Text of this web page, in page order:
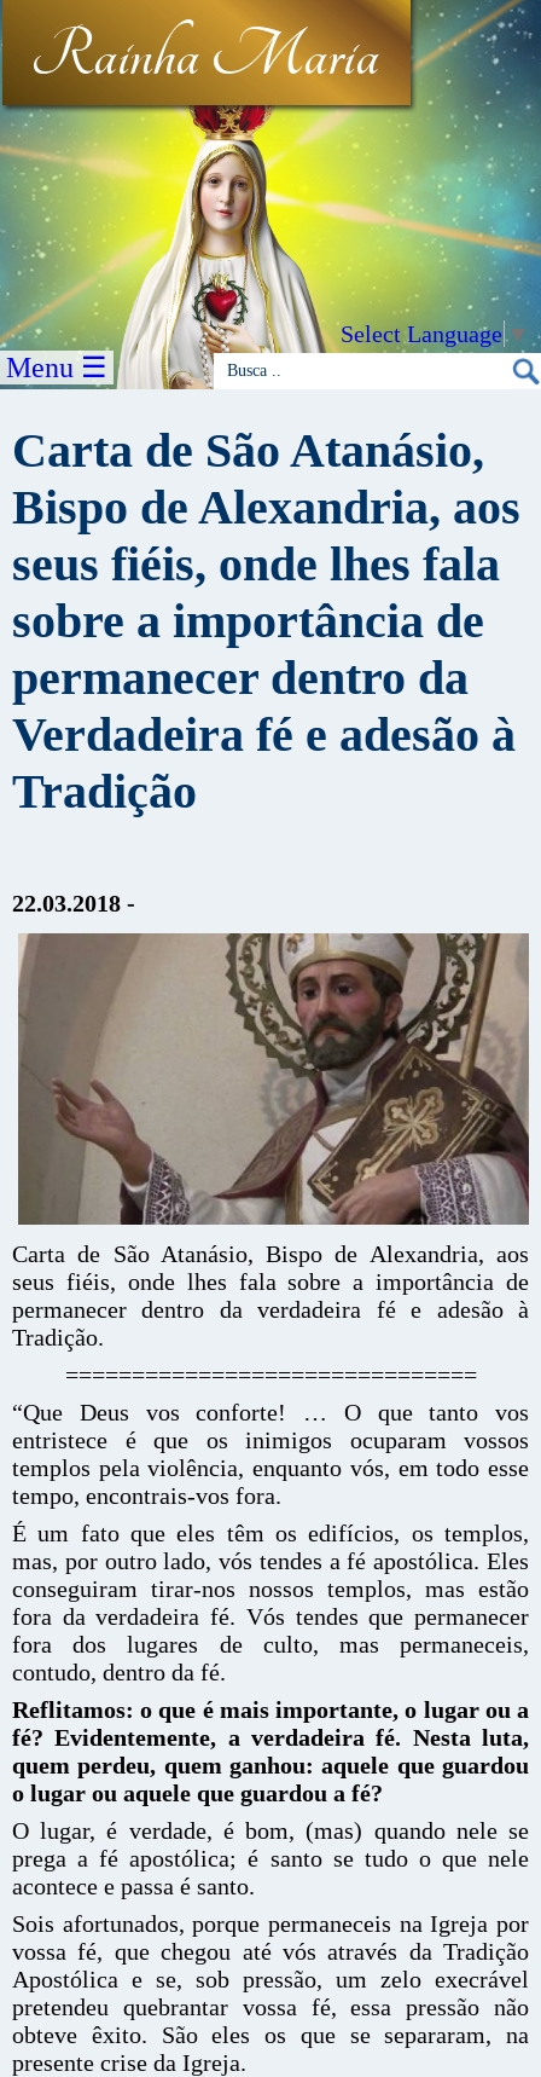
Rainha Maria
Select Language▼
Menu ☰
Carta de São Atanásio,
Bispo de Alexandria, aos
seus fiéis, onde lhes fala
sobre a importância de
permanecer dentro da
Verdadeira fé e adesão à
Tradição
22.03.2018 -
Carta de São Atanásio, Bispo de Alexandria, aos
seus fiéis, onde lhes fala sobre a importância de
permanecer dentro da verdadeira fé e adesão à
Tradição.
===============================
“Que Deus vos conforte! … O que tanto vos
entristece é que os inimigos ocuparam vossos
templos pela violência, enquanto vós, em todo esse
tempo, encontrais-vos fora.
É um fato que eles têm os edifícios, os templos,
mas, por outro lado, vós tendes a fé apostólica. Eles
conseguiram tirar-nos nossos templos, mas estão
fora da verdadeira fé. Vós tendes que permanecer
fora dos lugares de culto, mas permaneceis,
contudo, dentro da fé.
Reflitamos: o que é mais importante, o lugar ou a
fé? Evidentemente, a verdadeira fé. Nesta luta,
quem perdeu, quem ganhou: aquele que guardou
o lugar ou aquele que guardou a fé?
O lugar, é verdade, é bom, (mas) quando nele se
prega a fé apostólica; é santo se tudo o que nele
acontece e passa é santo.
Sois afortunados, porque permaneceis na Igreja por
vossa fé, que chegou até vós através da Tradição
Apostólica e se, sob pressão, um zelo execrável
pretendeu quebrantar vossa fé, essa pressão não
obteve êxito. São eles os que se separaram, na
presente crise da Igreja.